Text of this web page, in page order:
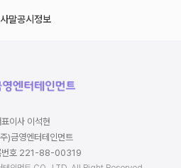
말공시정보
표이사 이석현
)금영엔터테인먼트
번호 221-88-00319